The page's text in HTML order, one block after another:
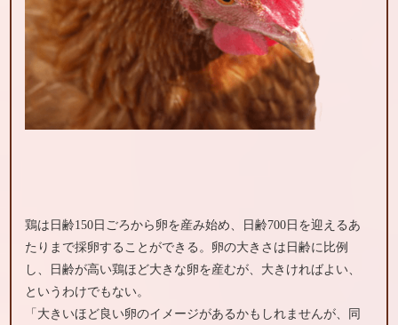
鶏は日齢150日ごろから卵を産み始め、日齢700日を迎えるあ
たりまで採卵することができる。卵の大きさは日齢に比例
し、日齢が高い鶏ほど大きな卵を産むが、大きければよい、
というわけでもない。
「大きいほど良い卵のイメージがあるかもしれませんが、同